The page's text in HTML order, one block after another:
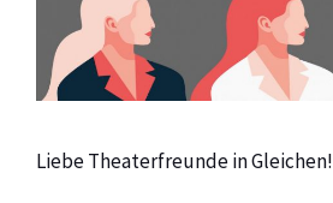
Liebe Theaterfreunde in Gleichen!